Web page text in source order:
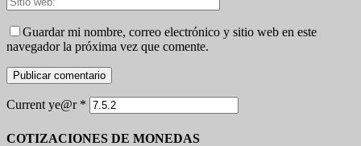
Guardar mi nombre, correo electrónico y sitio web en este
navegador la próxima vez que comente.
Current ye@r *
COTIZACIONES DE MONEDAS